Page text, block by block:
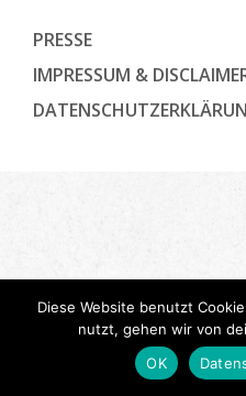
PRESSE
IMPRESSUM &
Diese Website benutzt
nutzt, gehen wir von
OK